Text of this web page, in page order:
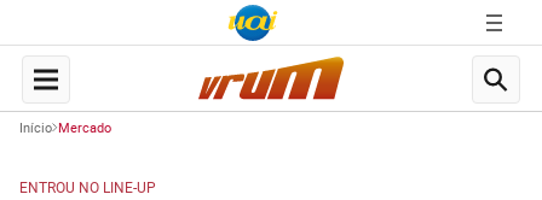
Início Mercado
ENTROU NO LINE-UP